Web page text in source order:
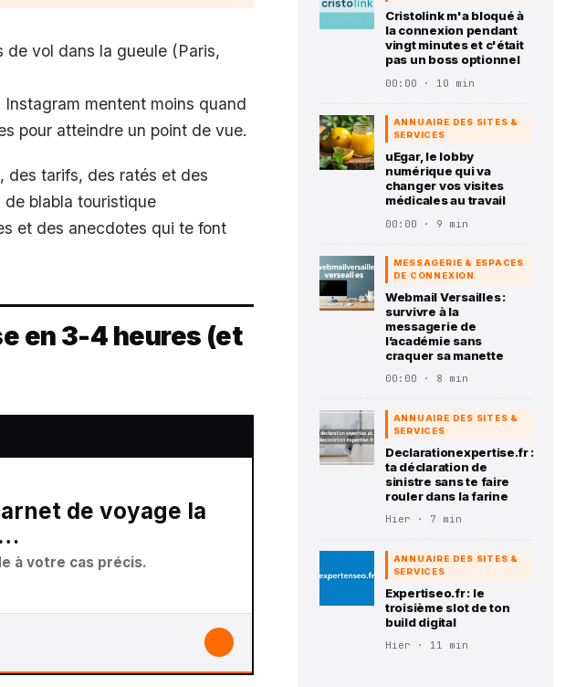
de vol dans la gueule (Paris,
Instagram mentent moins quand
pour atteindre un point de vue.
des tarifs, des ratés et des
de blabla touristique
et des anecdotes qui te font
en 3-4 heures (et
à votre cas précis.
Cristolink m'a bloqué à
la connexion pendant
vingt minutes et c'était
pas un boss optionnel
00:00 · 10 min
ANNUAIRE DES SITES &
SERVICES
uEgar, le lobby
numérique qui va
changer vos visites
médicales au travail
00:00 · 9 min
MESSAGERIE & ESPACES
DE CONNEXION
Webmail Versailles :
survivre à la
messagerie de
l’académie sans
craquer sa manette
00:00 · 8 min
ANNUAIRE DES SITES &
SERVICES
Declarationexpertise.fr :
ta déclaration de
sinistre sans te faire
rouler dans la farine
Hier · 7 min
ANNUAIRE DES SITES &
SERVICES
Expertiseo.fr : le
troisième slot de ton
build digital
Hier · 11 min